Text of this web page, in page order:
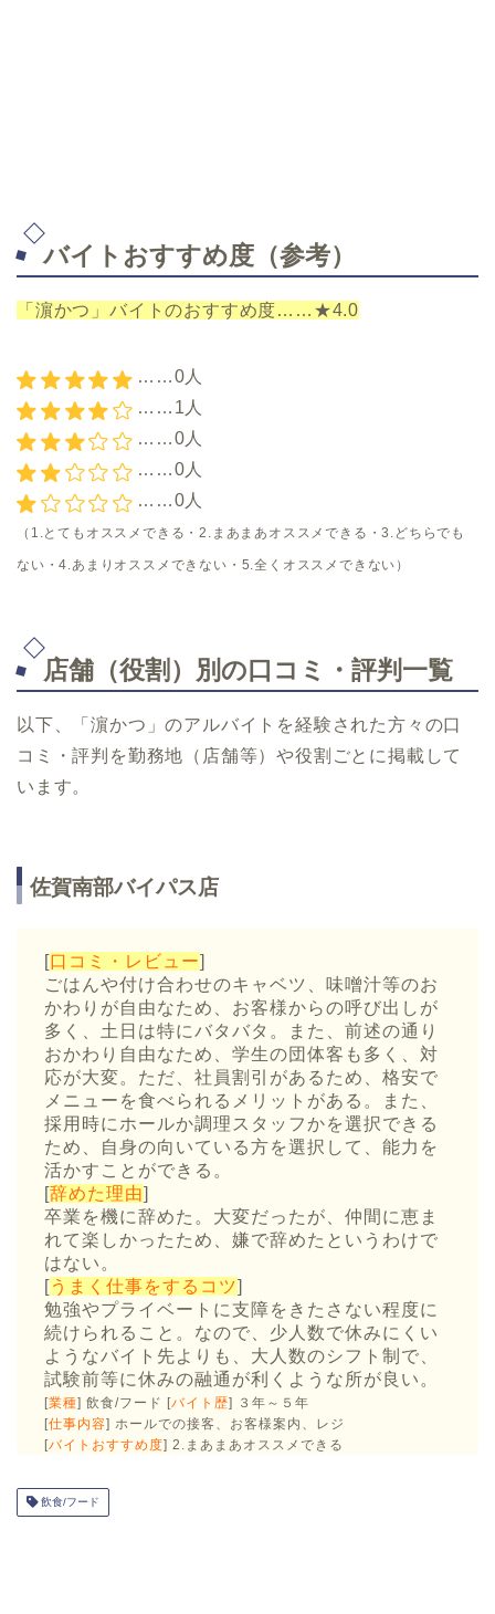
バイトおすすめ度（参考）
「濵かつ」バイトのおすすめ度……★4.0
……0人
……1人
……0人
……0人
……0人
（1.とてもオススメできる・2.まあまあオススメできる・3.どちらでも
ない・4.あまりオススメできない・5.全くオススメできない）
店舗（役割）別の口コミ・評判一覧
以下、「濵かつ」のアルバイトを経験された方々の口
コミ・評判を勤務地（店舗等）や役割ごとに掲載して
います。
佐賀南部バイパス店
[口コミ・レビュー]
ごはんや付け合わせのキャベツ、味噌汁等のお
かわりが自由なため、お客様からの呼び出しが
多く、土日は特にバタバタ。また、前述の通り
おかわり自由なため、学生の団体客も多く、対
応が大変。ただ、社員割引があるため、格安で
メニューを食べられるメリットがある。また、
採用時にホールか調理スタッフかを選択できる
ため、自身の向いている方を選択して、能力を
活かすことができる。
[辞めた理由]
卒業を機に辞めた。大変だったが、仲間に恵ま
れて楽しかったため、嫌で辞めたというわけで
はない。
[うまく仕事をするコツ]
勉強やプライベートに支障をきたさない程度に
続けられること。なので、少人数で休みにくい
ようなバイト先よりも、大人数のシフト制で、
試験前等に休みの融通が利くような所が良い。
[業種] 飲食/フード [バイト歴] ３年～５年
[仕事内容] ホールでの接客、お客様案内、レジ
[バイトおすすめ度] 2.まあまあオススメできる
飲食/フード